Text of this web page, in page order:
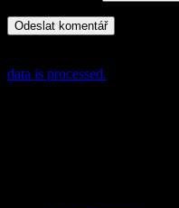
data is processed.